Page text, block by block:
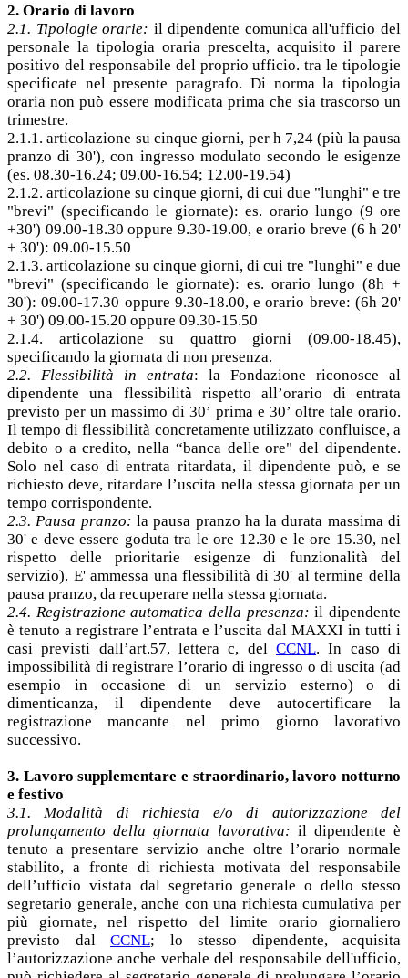
2. Orario di lavoro
2.1. Tipologie orarie: il dipendente comunica all'ufficio del
personale la tipologia oraria prescelta, acquisito il parere
positivo del responsabile del proprio ufficio. tra le tipologie
specificate nel presente paragrafo. Di norma la tipologia
oraria non può essere modificata prima che sia trascorso un
trimestre.
2.1.1. articolazione su cinque giorni, per h 7,24 (più la pausa
pranzo di 30'), con ingresso modulato secondo le esigenze
(es. 08.30-16.24; 09.00-16.54; 12.00-19.54)
2.1.2. articolazione su cinque giorni, di cui due "lunghi" e tre
"brevi" (specificando le giornate): es. orario lungo (9 ore
+30') 09.00-18.30 oppure 9.30-19.00, e orario breve (6 h 20'
+ 30'): 09.00-15.50
2.1.3. articolazione su cinque giorni, di cui tre "lunghi" e due
"brevi" (specificando le giornate): es. orario lungo (8h +
30'): 09.00-17.30 oppure 9.30-18.00, e orario breve: (6h 20'
+ 30') 09.00-15.20 oppure 09.30-15.50
2.1.4. articolazione su quattro giorni (09.00-18.45),
specificando la giornata di non presenza.
2.2. Flessibilità in entrata: la Fondazione riconosce al
dipendente una flessibilità rispetto all’orario di entrata
previsto per un massimo di 30’ prima e 30’ oltre tale orario.
Il tempo di flessibilità concretamente utilizzato confluisce, a
debito o a credito, nella “banca delle ore" del dipendente.
Solo nel caso di entrata ritardata, il dipendente può, e se
richiesto deve, ritardare l’uscita nella stessa giornata per un
tempo corrispondente.
2.3. Pausa pranzo: la pausa pranzo ha la durata massima di
30' e deve essere goduta tra le ore 12.30 e le ore 15.30, nel
rispetto delle prioritarie esigenze di funzionalità del
servizio). E' ammessa una flessibilità di 30' al termine della
pausa pranzo, da recuperare nella stessa giornata.
2.4. Registrazione automatica della presenza: il dipendente
è tenuto a registrare l’entrata e l’uscita dal MAXXI in tutti i
casi previsti dall’art.57, lettera c, del CCNL. In caso di
impossibilità di registrare l’orario di ingresso o di uscita (ad
esempio in occasione di un servizio esterno) o di
dimenticanza, il dipendente deve autocertificare la
registrazione mancante nel primo giorno lavorativo
successivo.
3. Lavoro supplementare e straordinario, lavoro notturno
e festivo
3.1. Modalità di richiesta e/o di autorizzazione del
prolungamento della giornata lavorativa: il dipendente è
tenuto a presentare servizio anche oltre l’orario normale
stabilito, a fronte di richiesta motivata del responsabile
dell’ufficio vistata dal segretario generale o dello stesso
segretario generale, anche con una richiesta cumulativa per
più giornate, nel rispetto del limite orario giornaliero
previsto dal CCNL; lo stesso dipendente, acquisita
l’autorizzazione anche verbale del responsabile dell'ufficio,